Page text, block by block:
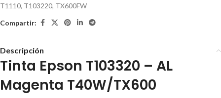
T1110, T103220, TX600FW
Compartir:
Descripción
Tinta Epson T103320 – AL
Magenta T40W/TX600